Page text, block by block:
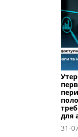
для
31-